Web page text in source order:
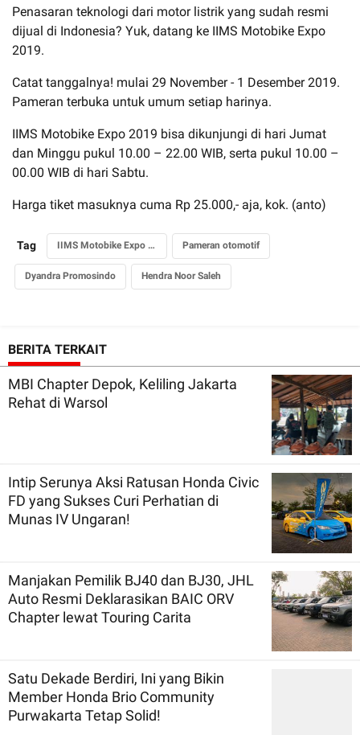
Penasaran teknologi dari motor listrik yang sudah resmi
dijual di Indonesia? Yuk, datang ke IIMS Motobike Expo
2019.
Catat tanggalnya! mulai 29 November - 1 Desember 2019.
Pameran terbuka untuk umum setiap harinya.
IIMS Motobike Expo 2019 bisa dikunjungi di hari Jumat
dan Minggu pukul 10.00 – 22.00 WIB, serta pukul 10.00 –
00.00 WIB di hari Sabtu.
Harga tiket masuknya cuma Rp 25.000,- aja, kok. (anto)
Tag IIMS Motobike Expo 2019 Pameran otomotif
Dyandra Promosindo Hendra Noor Saleh
BERITA TERKAIT
MBI Chapter Depok, Keliling Jakarta
Rehat di Warsol
Intip Serunya Aksi Ratusan Honda Civic
FD yang Sukses Curi Perhatian di
Munas IV Ungaran!
Manjakan Pemilik BJ40 dan BJ30, JHL
Auto Resmi Deklarasikan BAIC ORV
Chapter lewat Touring Carita
Satu Dekade Berdiri, Ini yang Bikin
Member Honda Brio Community
Purwakarta Tetap Solid!